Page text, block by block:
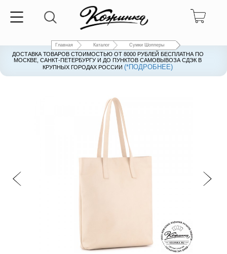
Главная Каталог Сумки Шопперы
ДОСТАВКА ТОВАРОВ СТОИМОСТЬЮ ОТ 8000 РУБЛЕЙ БЕСПЛАТНА ПО
МОСКВЕ, САНКТ-ПЕТЕРБУРГУ И ДО ПУНКТОВ САМОВЫВОЗА СДЭК В
КРУПНЫХ ГОРОДАХ РОССИИ(*ПОДРОБНЕЕ)
ДОСТАВКА ТОВАРОВ СТОИМОСТЬЮ ОТ 8000 РУБЛЕЙ БЕСПЛАТНА ПО
МОСКВЕ, САНКТ-ПЕТЕРБУРГУ И ДО ПУНКТОВ САМОВЫВОЗА СДЭК В
КРУПНЫХ ГОРОДАХ РОССИИ(*ПОДРОБНЕЕ)